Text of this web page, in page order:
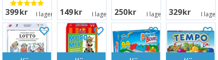
399 SEK I lager: 14
149 SEK I lager: 2250 SEK I lager: 5329 SEK I